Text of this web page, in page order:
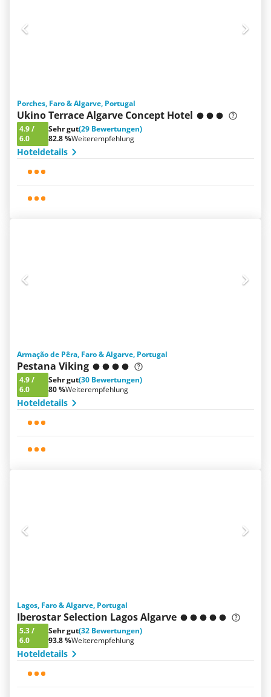
Porches, Faro & Algarve, Portugal
Ukino Terrace Algarve Concept Hotel
4.9/
6.0
Sehr gut(29 Bewertungen)
82.8 %Weiterempfehlung
Hoteldetails
Armação de Pêra, Faro & Algarve, Portugal
Pestana Viking
4.9/
6.0
Sehr gut(30 Bewertungen)
80 %Weiterempfehlung
Hoteldetails
Lagos, Faro & Algarve, Portugal
Iberostar Selection Lagos Algarve
5.3/
6.0
Sehr gut(32 Bewertungen)
93.8 %Weiterempfehlung
Hoteldetails